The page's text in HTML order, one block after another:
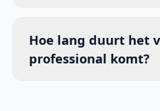
Hoe lang duurt het
professional komt?